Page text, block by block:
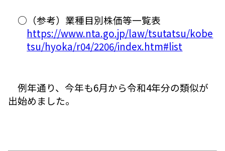
○（参考）業種目別株価等一覧表
https://www.nta.go.jp/law/tsutatsu/kobe
tsu/hyoka/r04/2206/index.htm#list
例年通り、今年も6月から令和4年分の類似が
出始めました。